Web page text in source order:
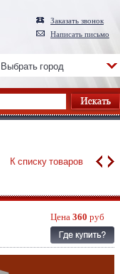
Заказать звонок
Написать письмо
Выбрать город
К списку товаров
Цена 360 руб